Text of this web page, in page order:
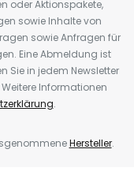
oder Aktionspakete,
sowie Inhalte von
sowie Anfragen für
Eine Abmeldung ist
Sie in jedem Newsletter
Weitere Informationen
.
Hersteller.